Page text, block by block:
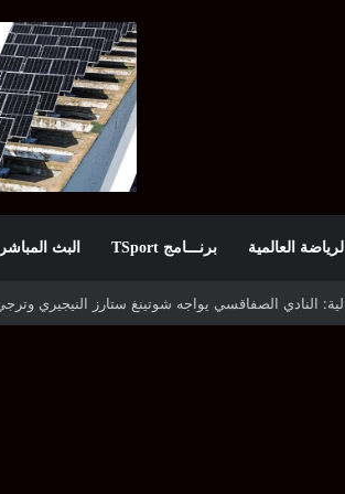
الرياضة العالمية برنـــامج TSport البث المباشر